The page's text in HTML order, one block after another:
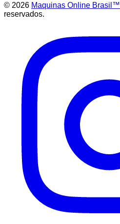
© 2026 Maquinas Online Brasil™
reservados.